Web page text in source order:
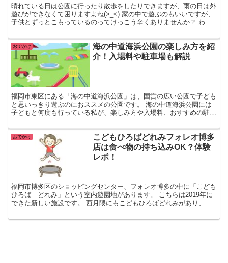
晴れている日は公園に行ったり散歩をしたりできますが、雨の日は外
遊びができなくて困りますよね(>_<) 家の中で遊ぶのもいいですが、
子供とずっとこもっているのってけっこう辛くありませんか？ わた
おでかけ
海の中道海浜公園の楽しみ方を紹
介！入場料や駐車場も解説
福岡市東区にある「海の中道海浜公園」は、国営の広い公園で子ども
と思いっきり遊ぶのにおススメの公園です。 海の中道海浜公園には
子どもと何度も行っている私が、楽しみ方や入場料、おすすめの駐車
おでかけ
こどもひろばどれみフォレオ博多
店は食べ物の持ち込みOK？体験
レポ！
福岡市博多区のショッピングセンター、フォレオ博多の中に「こども
ひろば どれみ」という室内遊園地があります。 こちらは2019年に
できた新しい施設です。 西月隈にもこどもひろばどれみがあり、フ